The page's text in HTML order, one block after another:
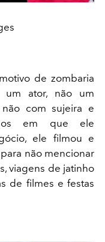
de zombaria
um ator, não um
com sujeira e
em que ele
ele filmou e
não mencionar
viagens de jatinho
de filmes e festas